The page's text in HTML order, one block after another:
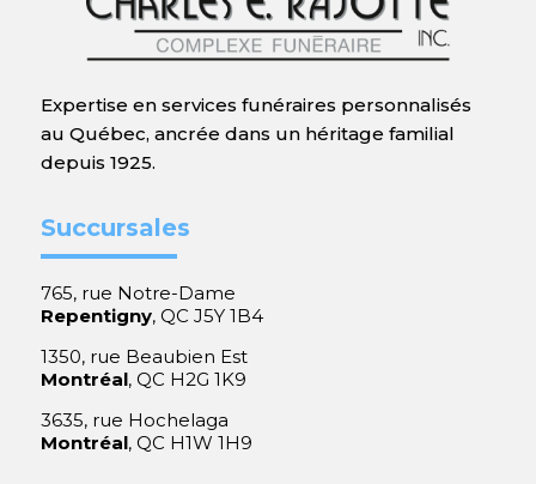
Expertise en services funéraires personnalisés
au Québec, ancrée dans un héritage familial
depuis 1925.
Succursales
765, rue Notre-Dame
Repentigny, QC J5Y 1B4
1350, rue Beaubien Est
Montréal, QC H2G 1K9
3635, rue Hochelaga
Montréal, QC H1W 1H9